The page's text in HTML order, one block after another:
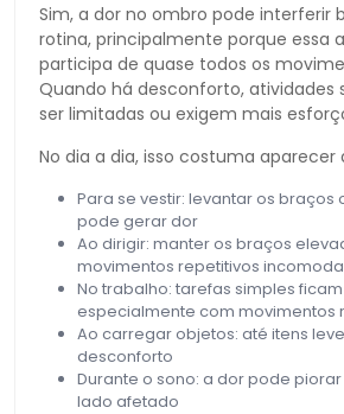
Sim, a dor no ombro pode interferir
rotina, principalmente porque essa
participa de quase todos os
Quando há desconforto, atividades
ser limitadas ou exigem mais
No dia a dia, isso costuma
Para se vestir: levantar os braços
pode gerar dor
Ao dirigir: manter os braços
movimentos repetitivos incomoda
No trabalho: tarefas simples
especialmente com movimentos
Ao carregar objetos: até itens
desconforto
Durante o sono: a dor pode
lado afetado